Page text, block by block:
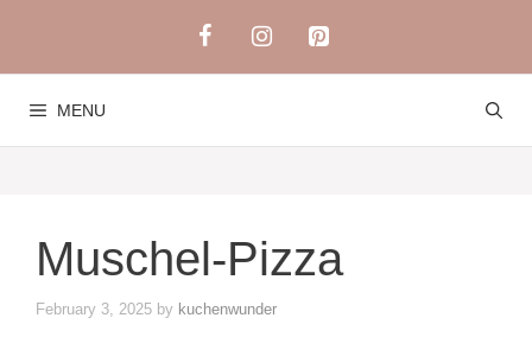
content
MENU
Muschel-Pizza
February 3, 2025 by kuchenwunder